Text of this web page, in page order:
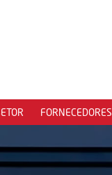
FORNECEDORES